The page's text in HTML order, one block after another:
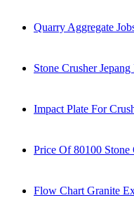
Quarry Aggregate
Stone Crusher
Impact Plate For
Price Of 80100 Stone
Flow Chart Granite